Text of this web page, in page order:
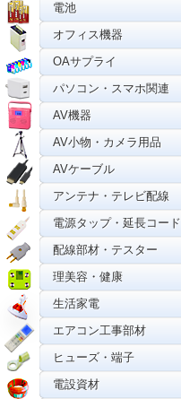
電池
オフィス機器
OAサプライ
パソコン・スマホ関連
AV機器
AV小物・カメラ用品
AVケーブル
アンテナ・テレビ配線
電源タップ・延長コード
配線部材・テスター
理美容・健康
生活家電
エアコン工事部材
ヒューズ・端子
電設資材